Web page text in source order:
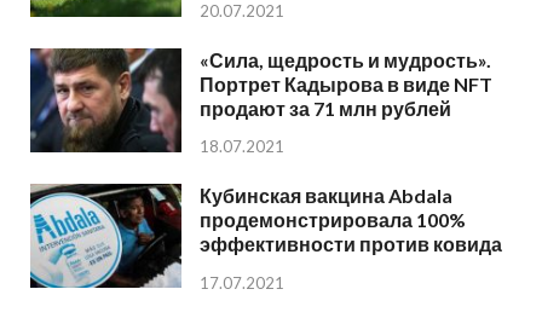
20.07.2021
«Сила, щедрость и мудрость».
Портрет Кадырова в виде NFT
продают за 71 млн рублей
18.07.2021
Кубинская вакцина Abdala
продемонстрировала 100%
эффективности против ковида
17.07.2021